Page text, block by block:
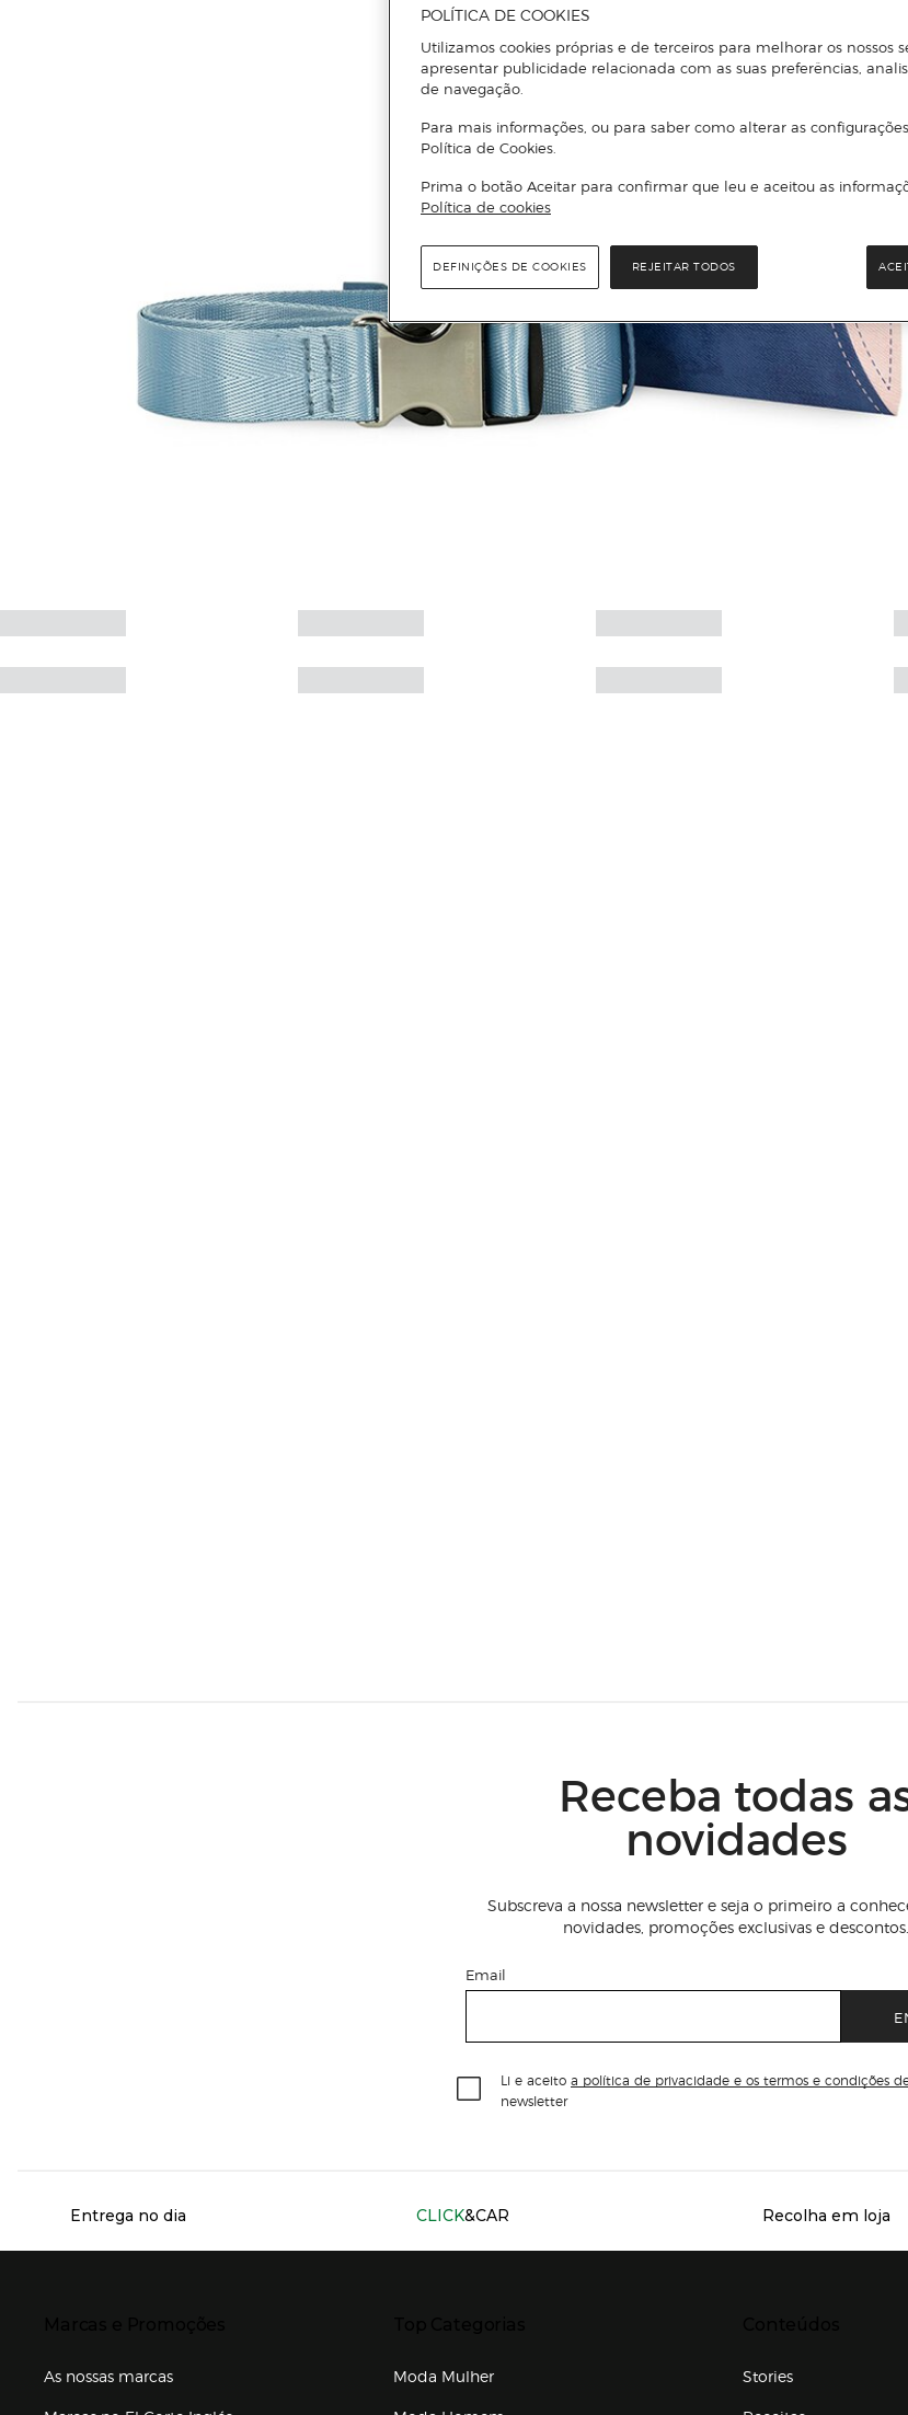
Receba todas
novidades
Subscreva a nossa newsletter e seja o primeiro a
novidades, promoções exclusivas e descontos.
Email
Li e aceito a política de privacidade e os termos e condições
newsletter
Servicios destacados
Entrega no dia CLICK&CAR Recolha em loja
As nossas marcas
Moda Mulher
Stories
POLÍTICA DE COOKIES
Utilizamos cookies próprias e de terceiros para melhorar os nossos
apresentar publicidade relacionada com as suas preferências,
de navegação.
Para mais informações, ou para saber como alterar as
Política de Cookies.
Prima o botão Aceitar para confirmar que leu e aceitou as
Política de cookies
REJEITAR TODOS
DEFINIÇÕES DE COOKIES